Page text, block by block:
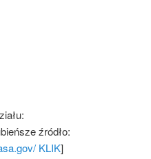
źródło:
KLIK]